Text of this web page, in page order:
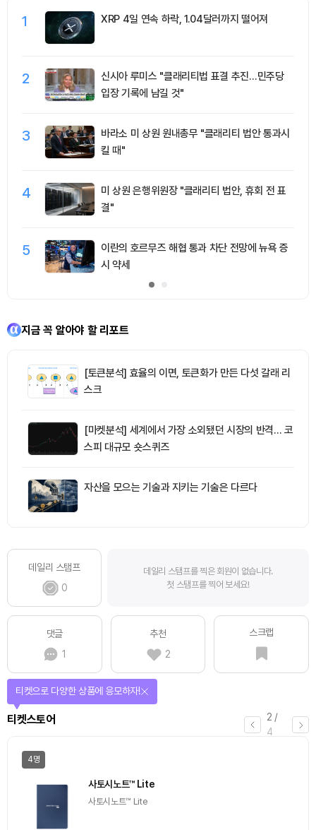
1 XRP 4일 연속 하락, 1.04달러까지 떨어져
2
신시아 루미스 "클래리티법 표결 추진…민주당
입장 기록에 남길 것"
3
바라소 미 상원 원내총무 "클래리티 법안 통과시
킬 때"
4
미 상원 은행위원장 "클래리티 법안, 휴회 전 표
결"
5
이란의 호르무즈 해협 통과 차단 전망에 뉴욕 증
시 약세
지금 꼭 알아야 할 리포트
[토큰분석] 효율의 이면, 토큰화가 만든 다섯 갈래 리
스크
[마켓분석] 세계에서 가장 소외됐던 시장의 반격… 코
스피 대규모 숏스퀴즈
자산을 모으는 기술과 지키는 기술은 다르다
데일리 스탬프
0
데일리 스탬프를 찍은 회원이 없습니다.
첫 스탬프를 찍어 보세요!
댓글
1
추천
2
스크랩
2 /
4
티켓스토어
티켓으로 다양한 상품에 응모하자!
4명
사토시노트™ Lite
사토시노트™ Lite